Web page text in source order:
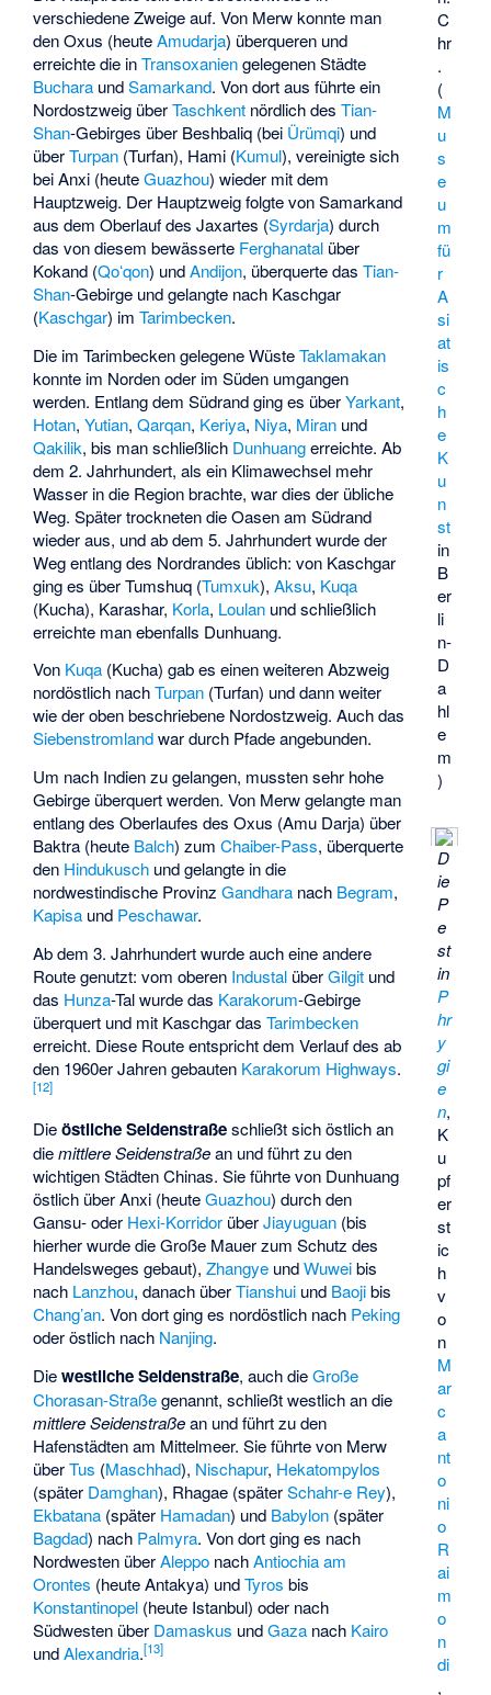
C
hr
.
(
M
u
s
e
u
m
fü
r
A
si
at
is
c
h
e
K
u
n
st
in
B
er
li
n-
D
a
hl
e
m
)
D
ie
P
e
st
in
P
hr
y
gi
e
n,
K
u
pf
er
st
ic
h
v
o
n
M
ar
c
a
nt
o
ni
o
R
ai
m
o
n
di
,
verschiedene Zweige auf. Von Merw konnte man
den Oxus (heuteAmudarja) überqueren und
erreichte die inTransoxaniengelegenen Städte
Buchara undSamarkand. Von dort aus führte ein
Nordostzweig überTaschkent nördlich desTian-
Shan-Gebirges über Beshbaliq (bei Ürümqi) und
überTurpan (Turfan), Hami (Kumul), vereinigte sich
bei Anxi (heuteGuazhou) wieder mit dem
Hauptzweig. Der Hauptzweig folgte von Samarkand
aus dem Oberlauf des Jaxartes (Syrdarja) durch
das von diesem bewässerte Ferghanatal über
Kokand (Qoʻqon) undAndijon, überquerte dasTian-
Shan-Gebirge und gelangte nach Kaschgar
(Kaschgar) imTarimbecken.
Die im Tarimbecken gelegene WüsteTaklamakan
konnte im Norden oder im Süden umgangen
werden. Entlang dem Südrand ging es überYarkant,
Hotan,Yutian,Qarqan, Keriya, Niya, Miran und
Qakilik, bis man schließlich Dunhuangerreichte. Ab
dem 2. Jahrhundert, als ein Klimawechsel mehr
Wasser in die Region brachte, war dies der übliche
Weg. Später trockneten die Oasen am Südrand
wieder aus, und ab dem 5. Jahrhundert wurde der
Weg entlang des Nordrandes üblich: von Kaschgar
ging es über Tumshuq (Tumxuk),Aksu, Kuqa
(Kucha), Karashar, Korla, Loulan und schließlich
erreichte man ebenfalls Dunhuang.
Von Kuqa (Kucha) gab es einen weiteren Abzweig
nordöstlich nachTurpan (Turfan) und dann weiter
wie der oben beschriebene Nordostzweig. Auch das
Siebenstromlandwar durch Pfade angebunden.
Um nach Indien zu gelangen, mussten sehr hohe
Gebirge überquert werden. Von Merw gelangte man
entlang des Oberlaufes des Oxus (Amu Darja) über
Baktra (heute Balch) zumChaiber-Pass, überquerte
den Hindukusch und gelangte in die
nordwestindische ProvinzGandhara nach Begram,
Kapisa und Peschawar.
Ab dem 3. Jahrhundert wurde auch eine andere
Route genutzt: vom oberen Industal überGilgit und
das Hunza-Tal wurde das Karakorum-Gebirge
überquert und mit Kaschgar dasTarimbecken
erreicht. Diese Route entspricht dem Verlauf des ab
den 1960er Jahren gebauten Karakorum Highways.
[12]
Dieöstliche Seidenstraßeschließt sich östlich an
diemittlere Seidenstraßean und führt zu den
wichtigen Städten Chinas. Sie führte von Dunhuang
östlich über Anxi (heuteGuazhou) durch den
Gansu- oder Hexi-Korridor überJiayuguan (bis
hierher wurde die Große Mauer zum Schutz des
Handelsweges gebaut),Zhangye undWuweibis
nach Lanzhou, danach überTianshui und Baojibis
Chang’an. Von dort ging es nordöstlich nach Peking
oder östlich nach Nanjing.
Diewestliche Seidenstraße, auch dieGroße
Chorasan-Straßegenannt, schließt westlich an die
mittlere Seidenstraßean und führt zu den
Hafenstädten am Mittelmeer. Sie führte von Merw
überTus (Maschhad), Nischapur, Hekatompylos
(später Damghan), Rhagae (späterSchahr-e Rey),
Ekbatana (später Hamadan) und Babylon (später
Bagdad) nach Palmyra. Von dort ging es nach
Nordwesten überAleppo nachAntiochia am
Orontes (heute Antakya) undTyros bis
Konstantinopel (heute Istanbul) oder nach
Südwesten über Damaskus undGaza nach Kairo
undAlexandria.[13]